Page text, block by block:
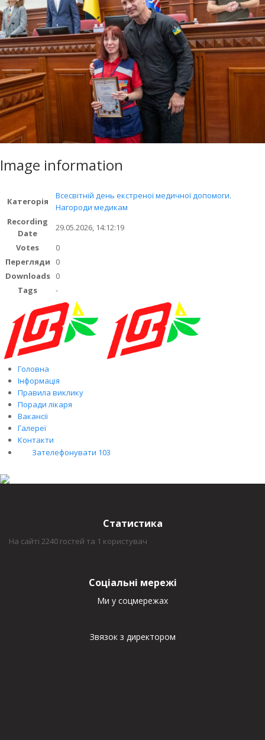
Image information
Категорія
Всесвітній день екстреної медичної допомоги.
Нагороди медикам
Recording
Date
29.05.2026, 14:12:19
Votes
0
Перегляди
0
Downloads 0
Tags
-
Головна
Інформація
Правила виклику
Поради лікаря
Вакансії
Галереї
Контакти
Зателефонувати 103
Статистика
На сайті 2240 гостей та 1 користувач
Соціальні мережі
Ми у соцмережах
Звязок з директором